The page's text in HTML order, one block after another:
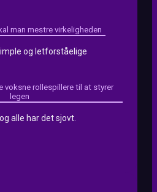
man mestre virkeligheden
og letforståelige
voksne rollespillere til at styrer
legen
alle har det sjovt.